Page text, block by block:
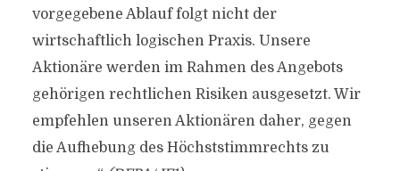
vorgegebene Ablauf folgt nicht der
wirtschaftlich logischen Praxis. Unsere
Aktionäre werden im Rahmen des Angebots
gehörigen rechtlichen Risiken ausgesetzt. Wir
empfehlen unseren Aktionären daher, gegen
die Aufhebung des Höchststimmrechts zu